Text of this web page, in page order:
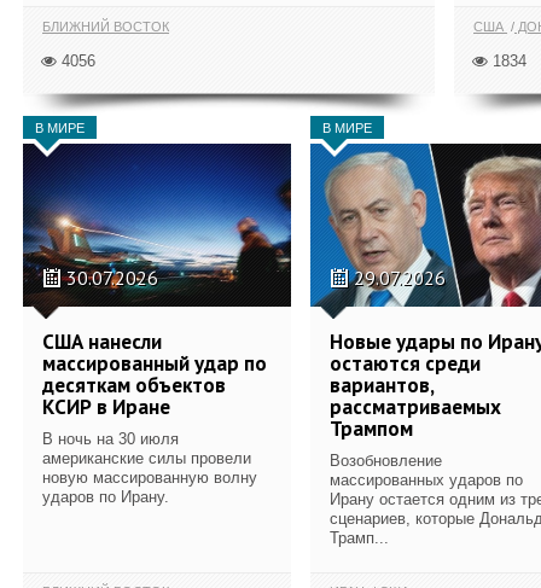
БЛИЖНИЙ ВОСТОК
4056
США
1834
В МИРЕ
30.07.2026
США нанесли
массированный удар по
десяткам объектов
КСИР в Иране
В ночь на 30 июля
американские силы провели
новую массированную волну
ударов по Ирану.
В МИРЕ
29.07.2026
Новые удары по
остаются среди
вариантов,
рассматриваемых
Трампом
Возобновление
массированных ударов по
Ирану остается одним из
сценариев, которые
Трамп...